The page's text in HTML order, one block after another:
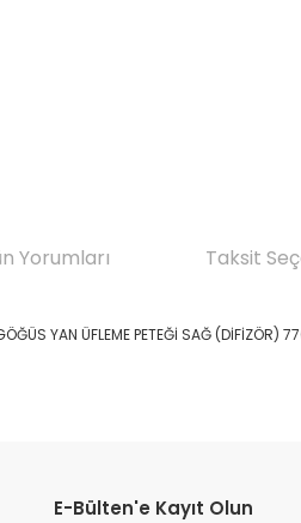
Yorumları Taksit
YAN ÜFLEME PETEĞİ SAĞ (DİFİZÖR)
görüntülenemiyor.
E-Bülten'e Kayıt Olun